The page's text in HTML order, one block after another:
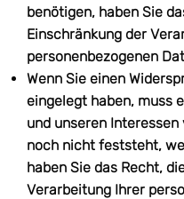
benötigen, haben Sie
Einschränkung der
personenbezogenen
Wenn Sie einen
eingelegt haben, muss
und unseren
noch nicht feststeht,
haben Sie das Recht,
Verarbeitung Ihrer